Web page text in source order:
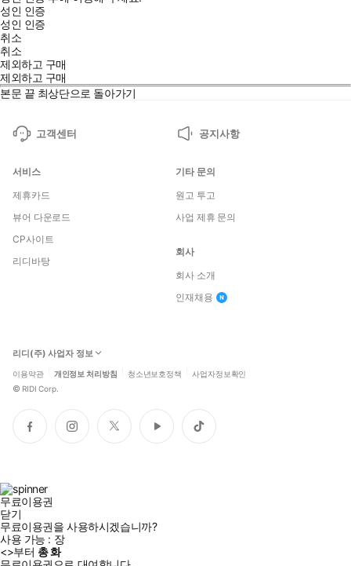
성인 인증
성인 인증
취소
취소
제외하고 구매
제외하고 구매
본문 끝 최상단으로 돌아가기
고객센터 공지사항
서비스
제휴카드
뷰어 다운로드
CP사이트
리디바탕
기타 문의
원고 투고
사업 제휴 문의
회사
회사 소개
인재채용
리디(주) 사업자 정보
이용약관 개인정보 처리방침 청소년보호정책 사업자정보확인
© RIDI Corp.
페
이
인
스
트
위
유
튜
틱
톡
무료이용권
닫기
무료이용권을 사용하시겠습니까?
사용 가능 : 장
<>부터 총화